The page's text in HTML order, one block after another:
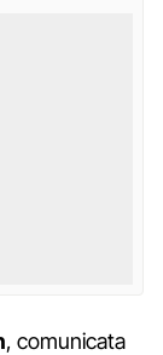
, comunicata